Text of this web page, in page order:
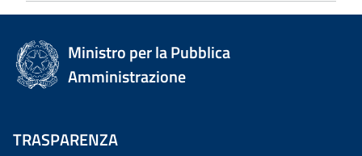
Ministro per la Pubblica
Amministrazione
TRASPARENZA